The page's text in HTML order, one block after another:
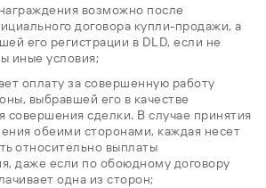
возможно после
договора купли-продажи, а
его регистрации в DLD, если не
иные условия;
оплату за совершенную работу
выбравшей его в качестве
совершения сделки. В случае принятия
обеими сторонами, каждая несет
относительно выплаты
даже если по обоюдному договору
одна из сторон;